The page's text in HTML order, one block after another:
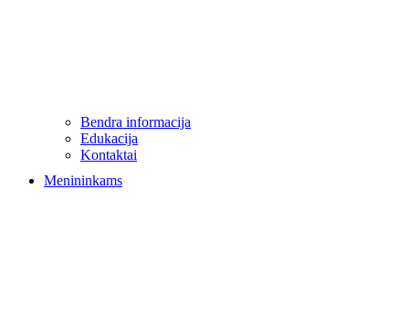
Bendra informacija
Edukacija
Kontaktai
Menininkams